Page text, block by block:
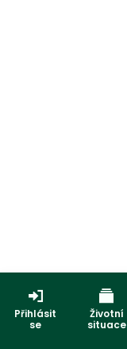
Přihlásit
se
Životní
situace